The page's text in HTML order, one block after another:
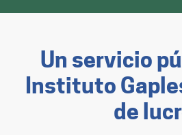
Un servicio
Instituto
de